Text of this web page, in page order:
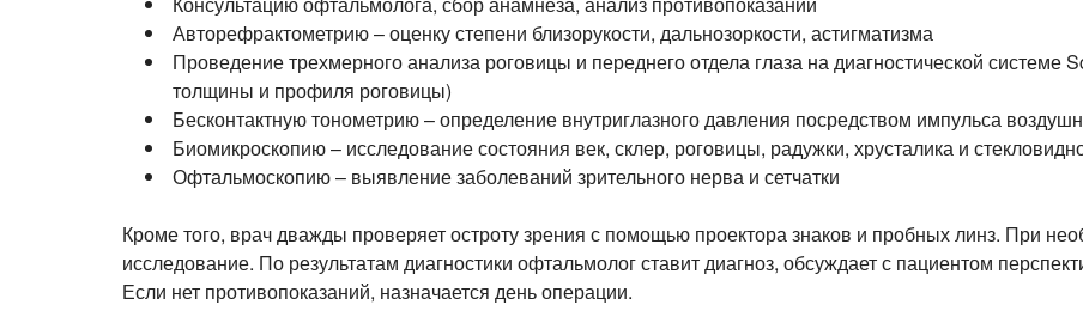
Авторефрактометрию – оценку степени близорукости, дальнозоркости, астигматизма
Проведение трехмерного анализа роговицы и переднего отдела глаза на диагностической системе
толщины и профиля роговицы)
Бесконтактнуютонометрию – определение внутриглазного давления посредством импульса
Биомикроскопию – исследование состояния век, склер, роговицы, радужки, хрусталика и
Офтальмоскопию – выявление заболеваний зрительного нерва и сетчатки
Кроме того, врач дважды проверяет остроту зрения с помощью проектора знаков и пробных линз. При
исследование. По результатам диагностики офтальмолог ставит диагноз, обсуждает с пациентом
Если нет противопоказаний, назначается день операции.